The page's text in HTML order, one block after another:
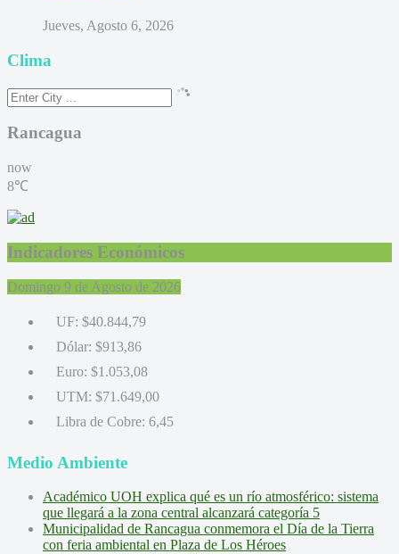
Jueves, Agosto 6, 2026
Clima
Rancagua
now
8℃
Indicadores Económicos
Domingo 9 de Agosto de 2026
UF: $40.844,79
Dólar: $913,86
Euro: $1.053,08
UTM: $71.649,00
Libra de Cobre: 6,45
Medio Ambiente
Académico UOH explica qué es un río atmosférico: sistema
que llegará a la zona central alcanzará categoría 5
Municipalidad de Rancagua conmemora el Día de la Tierra
con feria ambiental en Plaza de Los Héroes